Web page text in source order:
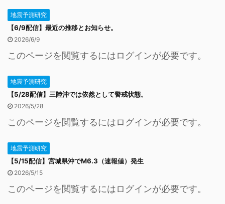
地震予測研究
【6/9配信】最近の推移とお知らせ。
2026/6/9
このページを閲覧するにはログインが必要です。
地震予測研究
【5/28配信】三陸沖では依然として警戒状態。
2026/5/28
このページを閲覧するにはログインが必要です。
地震予測研究
【5/15配信】宮城県沖でM6.3（速報値）発生
2026/5/15
このページを閲覧するにはログインが必要です。